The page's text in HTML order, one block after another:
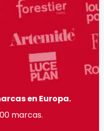
en Europa.
marcas.